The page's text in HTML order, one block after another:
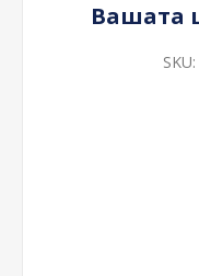
Вашата
SKU: